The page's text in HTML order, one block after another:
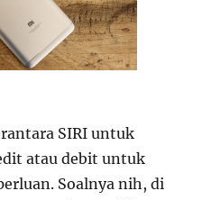
SIRI untuk
atau debit untuk
Soalnya nih, di